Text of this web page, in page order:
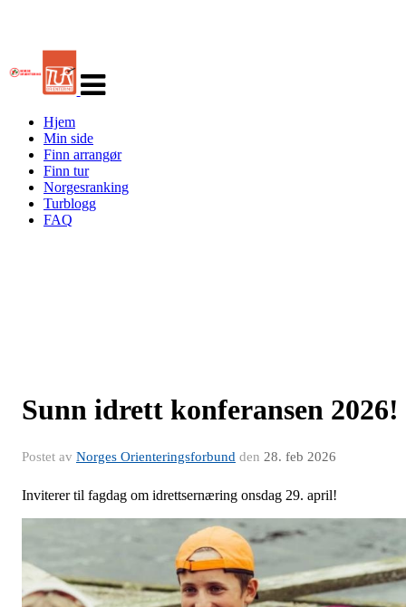
navigasjon
Hjem
Min side
Finn arrangør
Finn tur
Norgesranking
Turblogg
FAQ
Sunn idrett konferansen 2026!
Postet av Norges Orienteringsforbund den 28. feb 2026
Inviterer til fagdag om idrettsernæring onsdag 29. april!